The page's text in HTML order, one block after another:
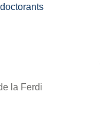
la Ferdi